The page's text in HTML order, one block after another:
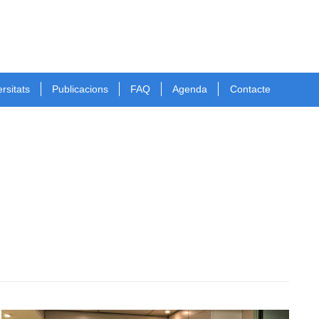
Publicacions FAQ Agenda Contacte